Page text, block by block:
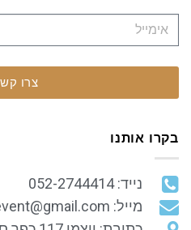
צרו
בקרו אותנו
נייד: 052-2744414
מייל: coffeeexpertevent@gmail.com